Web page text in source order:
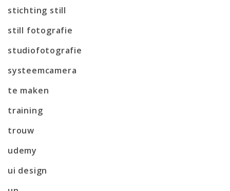
stichting still
still fotografie
studiofotografie
systeemcamera
te maken
training
trouw
udemy
ui design